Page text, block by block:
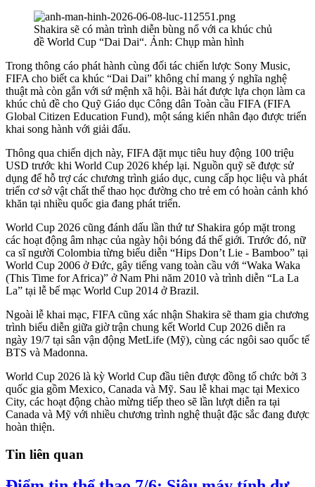
Shakira sẽ có màn trình diễn bùng nổ với ca khúc chủ
đề World Cup “Dai Dai“. Ảnh: Chụp màn hình
Trong thông cáo phát hành cùng đối tác chiến lược Sony Music,
FIFA cho biết ca khúc “Dai Dai” không chỉ mang ý nghĩa nghệ
thuật mà còn gắn với sứ mệnh xã hội. Bài hát được lựa chọn làm ca
khúc chủ đề cho Quỹ Giáo dục Công dân Toàn cầu FIFA (FIFA
Global Citizen Education Fund), một sáng kiến nhân đạo được triển
khai song hành với giải đấu.
Thông qua chiến dịch này, FIFA đặt mục tiêu huy động 100 triệu
USD trước khi World Cup 2026 khép lại. Nguồn quỹ sẽ được sử
dụng để hỗ trợ các chương trình giáo dục, cung cấp học liệu và phát
triển cơ sở vật chất thể thao học đường cho trẻ em có hoàn cảnh khó
khăn tại nhiều quốc gia đang phát triển.
World Cup 2026 cũng đánh dấu lần thứ tư Shakira góp mặt trong
các hoạt động âm nhạc của ngày hội bóng đá thế giới. Trước đó, nữ
ca sĩ người Colombia từng biểu diễn “Hips Don’t Lie - Bamboo” tại
World Cup 2006 ở Đức, gây tiếng vang toàn cầu với “Waka Waka
(This Time for Africa)” ở Nam Phi năm 2010 và trình diễn “La La
La” tại lễ bế mạc World Cup 2014 ở Brazil.
Ngoài lễ khai mạc, FIFA cũng xác nhận Shakira sẽ tham gia chương
trình biểu diễn giữa giờ trận chung kết World Cup 2026 diễn ra
ngày 19/7 tại sân vận động MetLife (Mỹ), cùng các ngôi sao quốc tế
BTS và Madonna.
World Cup 2026 là kỳ World Cup đầu tiên được đồng tổ chức bởi 3
quốc gia gồm Mexico, Canada và Mỹ. Sau lễ khai mạc tại Mexico
City, các hoạt động chào mừng tiếp theo sẽ lần lượt diễn ra tại
Canada và Mỹ với nhiều chương trình nghệ thuật đặc sắc đang được
hoàn thiện.
Tin liên quan